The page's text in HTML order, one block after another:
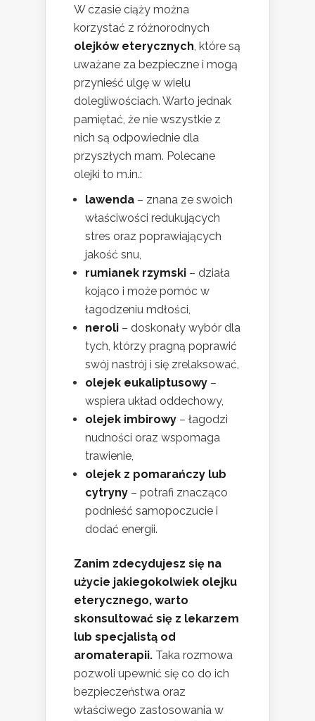
W czasie ciąży można
korzystać z różnorodnych
olejków eterycznych, które są
uważane za bezpieczne i mogą
przynieść ulgę w wielu
dolegliwościach. Warto jednak
pamiętać, że nie wszystkie z
nich są odpowiednie dla
przyszłych mam. Polecane
olejki to m.in.:
lawenda – znana ze swoich
właściwości redukujących
stres oraz poprawiających
jakość snu,
rumianek rzymski – działa
kojąco i może pomóc w
łagodzeniu mdłości,
neroli – doskonały wybór dla
tych, którzy pragną poprawić
swój nastrój i się zrelaksować,
olejek eukaliptusowy –
wspiera układ oddechowy,
olejek imbirowy – łagodzi
nudności oraz wspomaga
trawienie,
olejek z pomarańczy lub
cytryny – potrafi znacząco
podnieść samopoczucie i
dodać energii.
Zanim zdecydujesz się na
użycie jakiegokolwiek olejku
eterycznego, warto
skonsultować się z lekarzem
lub specjalistą od
aromaterapii. Taka rozmowa
pozwoli upewnić się co do ich
bezpieczeństwa oraz
właściwego zastosowania w